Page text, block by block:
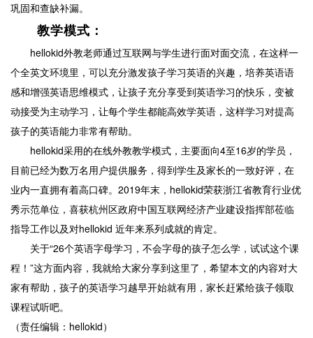
巩固和查缺补漏。
教学模式：
hellokid外教老师通过互联网与学生进行面对面交流，在这样一
个全英文环境里，可以充分激发孩子学习英语的兴趣，培养英语语
感和增强英语思维模式，让孩子充分享受到英语学习的快乐，变被
动接受为主动学习，让每个学生都能高效学英语，这样学习对提高
孩子的英语能力非常有帮助。
hellokid采用的在线外教教学模式，主要面向4至16岁的学员，
目前已经为数万名用户提供服务，得到学生及家长的一致好评，在
业内一直拥有着高口碑。2019年末，hellokid荣获浙江省教育行业优
秀示范单位，喜获杭州区政府中国互联网经济产业建设指挥部莅临
指导工作以及对hellokid 近年来系列成就的肯定。
关于“26个英语字母学习，不会字母的孩子怎么学，试试这个课
程！”这方面内容，我就给大家分享到这里了，希望本文的内容对大
家有帮助，孩子的英语学习越早开始就有用，家长赶紧给孩子领取
课程试听吧。
（责任编辑：hellokid）